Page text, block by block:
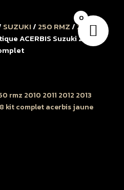
SUZUKI/ 250 RMZ/250
ACERBIS Suzuki 250
0